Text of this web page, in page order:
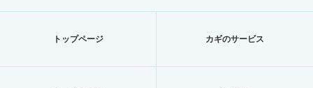
トップページ カギのサービス